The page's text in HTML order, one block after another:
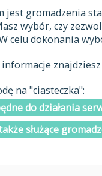
jest gromadzenia
wybór, czy
celu dokonania
informacje
na "ciasteczka":
do działania
służące
H I J K L